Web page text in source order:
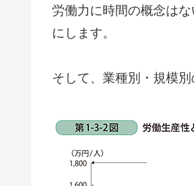
労働力に時間の概念は
にします。
そして、業種別・規模